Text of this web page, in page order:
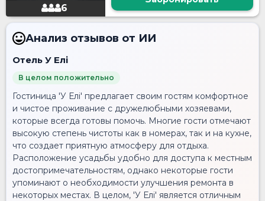
6
Анализ отзывов от ИИ
Отель У Елі
В целом положительно
Гостиница 'У Елі' предлагает своим гостям комфортное
и чистое проживание с дружелюбными хозяевами,
которые всегда готовы помочь. Многие гости отмечают
высокую степень чистоты как в номерах, так и на кухне,
что создает приятную атмосферу для отдыха.
Расположение усадьбы удобно для доступа к местным
достопримечательностям, однако некоторые гости
упоминают о необходимости улучшения ремонта в
некоторых местах. В целом, 'У Елі' является отличным